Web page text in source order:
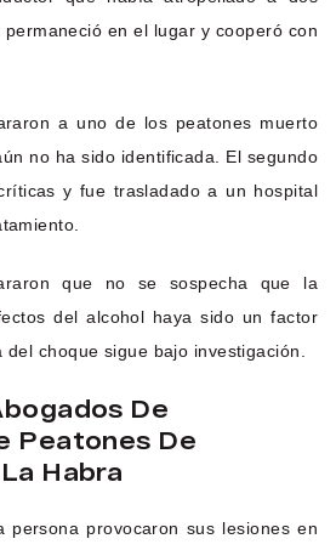
en el lugar y cooperó con
a uno de los peatones muerto
no ha sido identificada. El segundo
y fue trasladado a un hospital
que no se sospecha que la
del alcohol haya sido un factor
choque sigue bajo investigación.
De
Peatones De
Habra
persona provocaron sus lesiones en